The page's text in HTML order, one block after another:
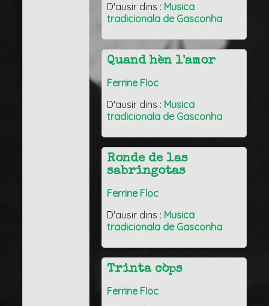
D'ausir dins : Musica
tradicionala de Gasconha
Quand hèn l'amor
Ferrine Floc
D'ausir dins : Musica
tradicionala de Gasconha
Ronde de las
sabringotas
Ferrine Floc
D'ausir dins : Musica
tradicionala de Gasconha
Trinta còps
Ferrine Floc